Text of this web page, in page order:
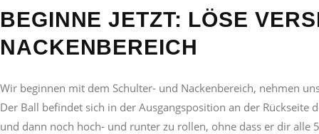
BEGINNE JETZT: LÖSE
NACKENBEREICH
Wir beginnen mit dem Schulter- und Nackenbereich, nehmen
Der Ball befindet sich in der Ausgangsposition an der
und dann noch hoch- und runter zu rollen, ohne dass er dir alle